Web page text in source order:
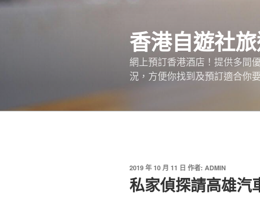
跳
香港自遊社
網上預訂香港酒店！提供多間
況，方便你找到及預訂適合你
發
佈
於
2019 年 10 月 11 日 作者: ADMIN
私家偵探請高雄汽